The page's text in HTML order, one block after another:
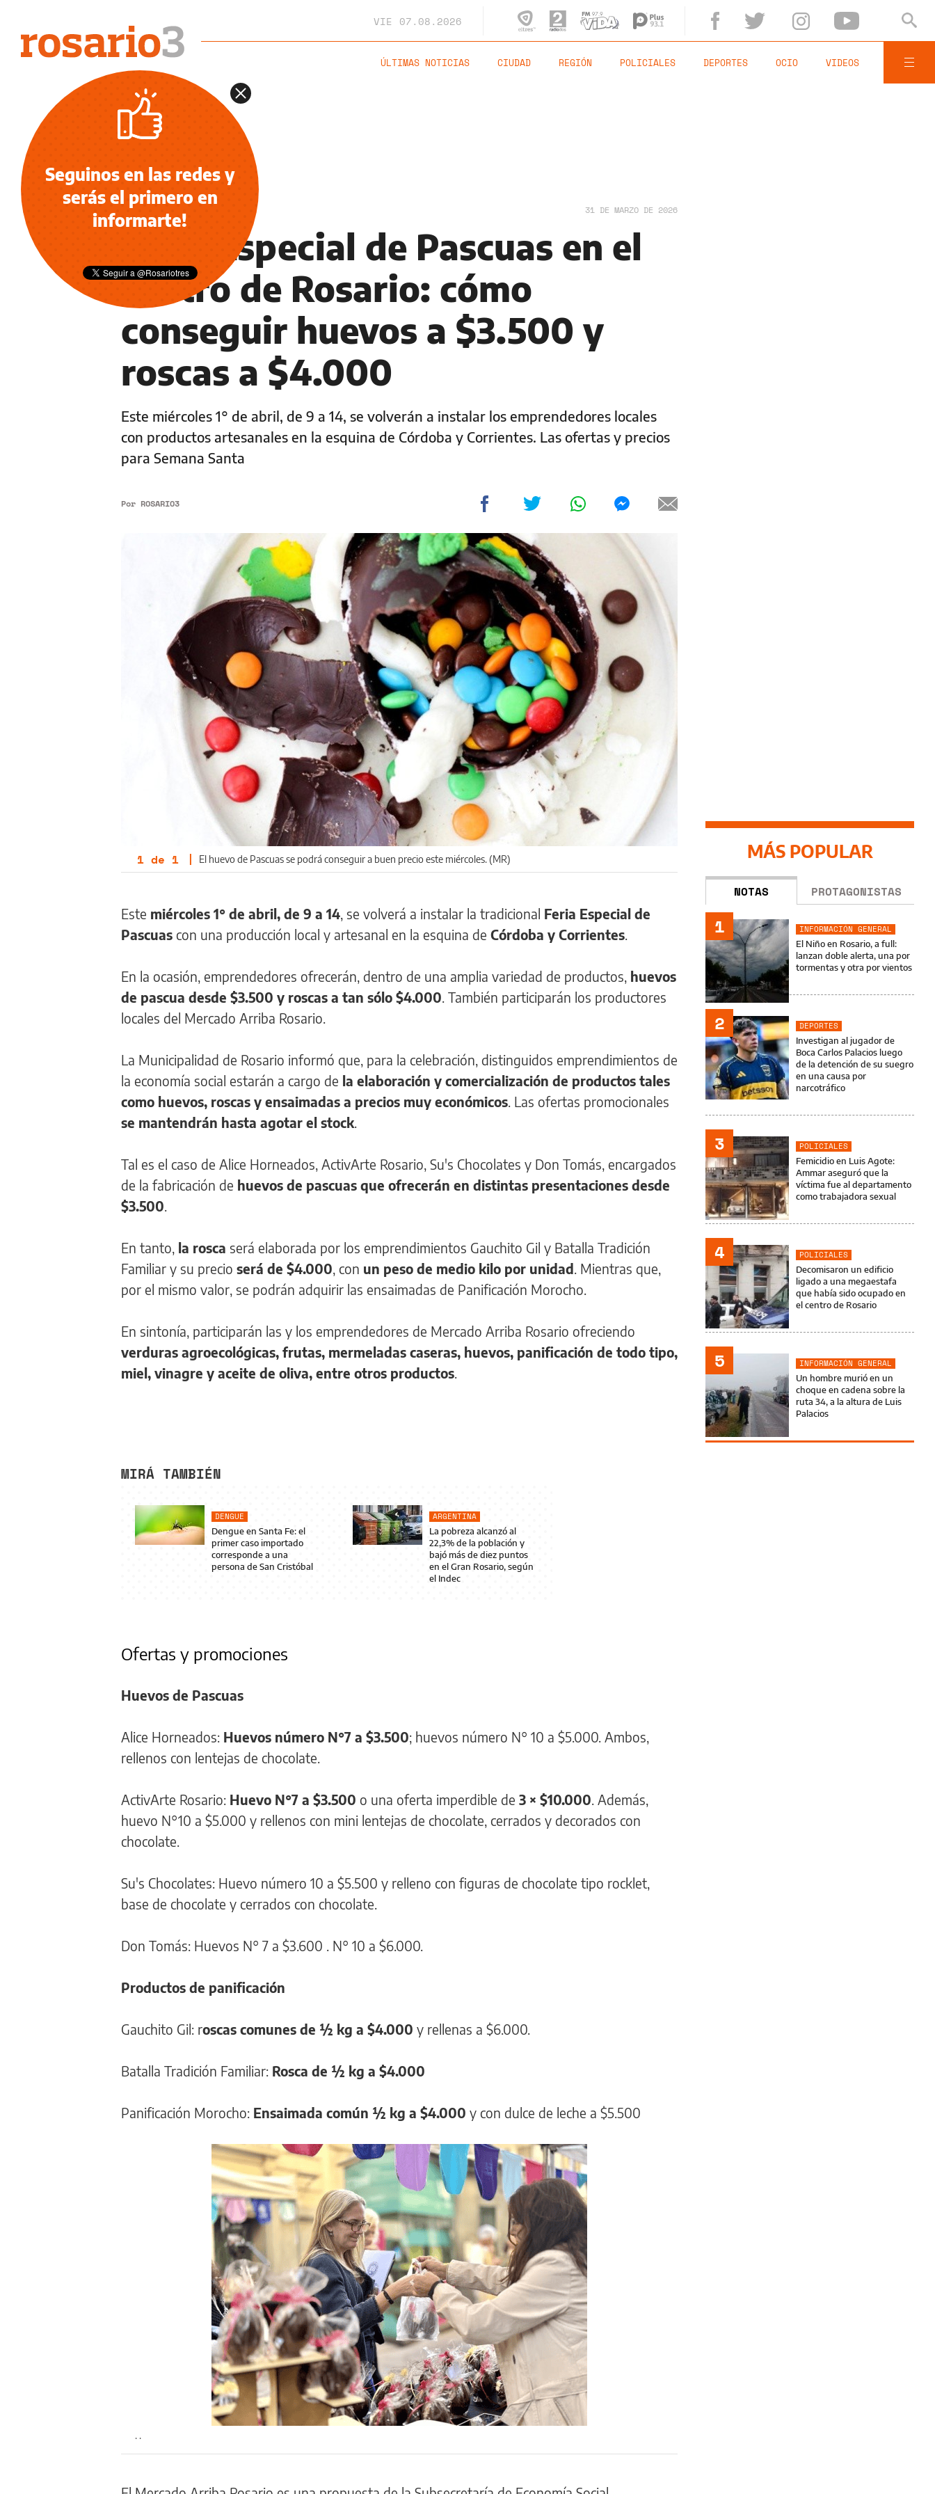
VIE 07.08.2026
ÚLTIMAS NOTICIAS CIUDAD REGIÓN POLICIALES DEPORTES OCIO VIDEOS
INFORMACIÓN GENERAL 31 DE MARZO DE 2026
Feria Especial de Pascuas en el
centro de Rosario: cómo
conseguir huevos a $3.500 y
roscas a $4.000
Este miércoles 1° de abril, de 9 a 14, se volverán a instalar los emprendedores locales
con productos artesanales en la esquina de Córdoba y Corrientes. Las ofertas y precios
para Semana Santa
Por ROSARIO3
1 de 1 | El huevo de Pascuas se podrá conseguir a buen precio este miércoles. (MR)
Este miércoles 1° de abril, de 9 a 14 , se volverá a instalar la tradicional Feria Especial de
Pascuas con una producción local y artesanal en la esquina de Córdoba y Corrientes
En la ocasión, emprendedores ofrecerán, dentro de una amplia variedad de productos, huevos
de pascua desde $3.500 y roscas a tan sólo $4.000 . También participarán los productores
locales del Mercado Arriba Rosario.
La Municipalidad de Rosario informó que, para la celebración, distinguidos emprendimientos de
la economía social estarán a cargo de la elaboración y comercialización de productos tales
como huevos, roscas y ensaimadas a precios muy económicos . Las ofertas promocionales
se mantendrán hasta agotar el stock
Tal es el caso de Alice Horneados, ActivArte Rosario, Su's Chocolates y Don Tomás, encargados
de la fabricación de huevos de pascuas que ofrecerán en distintas presentaciones desde
$3.500
En tanto, la rosca será elaborada por los emprendimientos Gauchito Gil y Batalla Tradición
Familiar y su precio será de $4.000 , con un peso de medio kilo por unidad . Mientras que,
por el mismo valor, se podrán adquirir las ensaimadas de Panificación Morocho.
En sintonía, participarán las y los emprendedores de Mercado Arriba Rosario ofreciendo
verduras agroecológicas, frutas, mermeladas caseras, huevos, panificación de todo tipo,
miel, vinagre y aceite de oliva, entre otros productos
MIRÁ TAMBIÉN
DENGUE
Dengue en Santa Fe: el
primer caso importado
corresponde a una
persona de San Cristóbal
ARGENTINA
La pobreza alcanzó al
22,3% de la población y
bajó más de diez puntos
en el Gran Rosario, según
el Indec
Ofertas y promociones
Huevos de Pascuas
Alice Horneados: Huevos número N°7 a $3.500; huevos número N° 10 a $5.000. Ambos,
rellenos con lentejas de chocolate.
ActivArte Rosario: Huevo N°7 a $3.500 o una oferta imperdible de 3 × $10.000 . Además,
huevo N°10 a $5.000 y rellenos con mini lentejas de chocolate, cerrados y decorados con
chocolate.
Su's Chocolates: Huevo número 10 a $5.500 y relleno con figuras de chocolate tipo rocklet,
base de chocolate y cerrados con chocolate.
Don Tomás: Huevos N° 7 a $3.600 . N° 10 a $6.000.
Productos de panificación
Gauchito Gil: roscas comunes de ½ kg a $4.000 y rellenas a $6.000.
Batalla Tradición Familiar: Rosca de ½ kg a $4.000
Panificación Morocho: Ensaimada común ½ kg a $4.000 y con dulce de leche a $5.500
. .
MÁS POPULAR
NOTAS PROTAGONISTAS
1
INFORMACIÓN GENERAL
El Niño en Rosario, a full:
lanzan doble alerta, una por
tormentas y otra por vientos
2
DEPORTES
Investigan al jugador de
Boca Carlos Palacios luego
de la detención de su suegro
en una causa por
narcotráfico
3
POLICIALES
Femicidio en Luis Agote:
Ammar aseguró que la
víctima fue al departamento
como trabajadora sexual
4
POLICIALES
Decomisaron un edificio
ligado a una megaestafa
que había sido ocupado en
el centro de Rosario
5
INFORMACIÓN GENERAL
Un hombre murió en un
choque en cadena sobre la
ruta 34, a la altura de Luis
Palacios
Seguinos en las redes y
serás el primero en
informarte!